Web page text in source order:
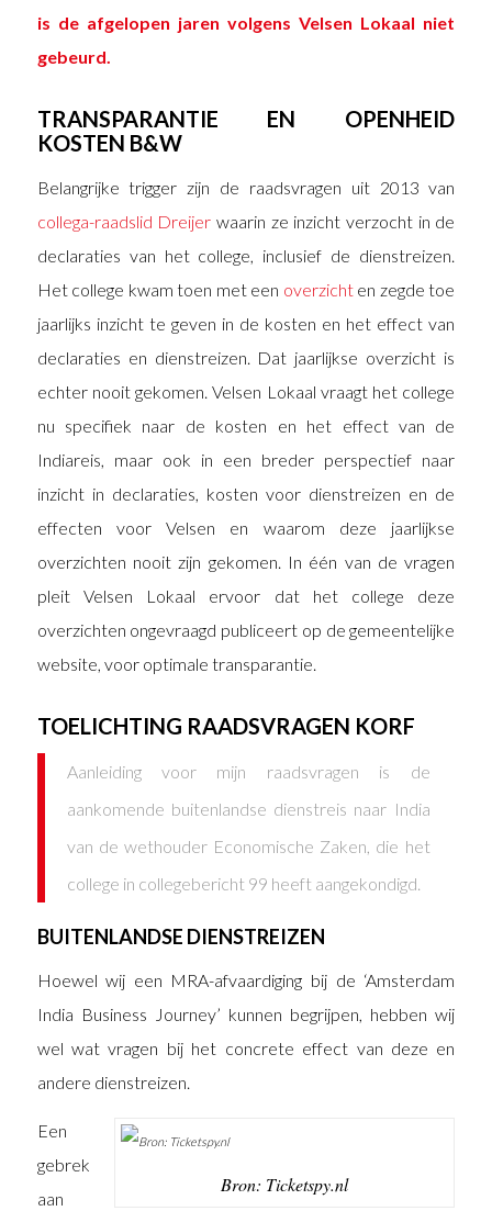
is de afgelopen jaren volgens Velsen Lokaal niet
gebeurd.
TRANSPARANTIE EN OPENHEID
KOSTEN B&W
Belangrijke trigger zijn de raadsvragen uit 2013 van
collega-raadslid Dreijer waarin ze inzicht verzocht in de
declaraties van het college, inclusief de dienstreizen.
Het college kwam toen met een overzichten zegde toe
jaarlijks inzicht te geven in de kosten en het effect van
declaraties en dienstreizen. Dat jaarlijkse overzicht is
echter nooit gekomen. Velsen Lokaal vraagt het college
nu specifiek naar de kosten en het effect van de
Indiareis, maar ook in een breder perspectief naar
inzicht in declaraties, kosten voor dienstreizen en de
effecten voor Velsen en waarom deze jaarlijkse
overzichten nooit zijn gekomen. In één van de vragen
pleit Velsen Lokaal ervoor dat het college deze
overzichten ongevraagd publiceert op de gemeentelijke
website, voor optimale transparantie.
TOELICHTING RAADSVRAGEN KORF
Aanleiding voor mijn raadsvragen is de
aankomende buitenlandse dienstreis naar India
van de wethouder Economische Zaken, die het
college in collegebericht 99 heeft aangekondigd.
BUITENLANDSE DIENSTREIZEN
Hoewel wij een MRA-afvaardiging bij de ‘Amsterdam
India Business Journey’ kunnen begrijpen, hebben wij
wel wat vragen bij het concrete effect van deze en
andere dienstreizen.
Bron: Ticketspy.nl
Een
gebrek
aan